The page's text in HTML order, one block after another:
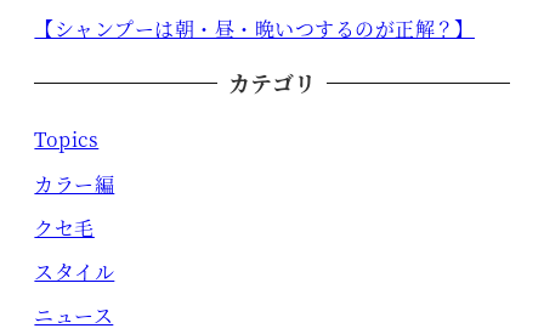
【シャンプーは朝・昼・晩いつするのが正解？】
カテゴリ
Topics
カラー編
クセ毛
スタイル
ニュース